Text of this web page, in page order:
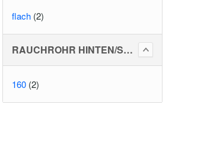
flach (2)
RAUCHROHR HINTEN/SEITLICH
160 (2)